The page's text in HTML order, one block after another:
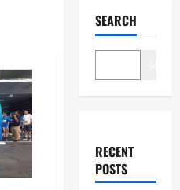
SEARCH
RECENT
POSTS